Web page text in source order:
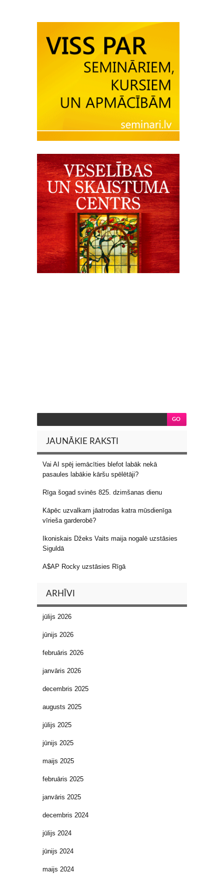
JAUNĀKIE RAKSTI
Vai AI spēj iemācīties blefot labāk nekā
pasaules labākie kāršu spēlētāji?
Rīga šogad svinēs 825. dzimšanas dienu
Kāpēc uzvalkam jāatrodas katra mūsdienīga
vīrieša garderobē?
Ikoniskais Džeks Vaits maija nogalē uzstāsies
Siguldā
A$AP Rocky uzstāsies Rīgā
ARHĪVI
jūlijs 2026
jūnijs 2026
februāris 2026
janvāris 2026
decembris 2025
augusts 2025
jūlijs 2025
jūnijs 2025
maijs 2025
februāris 2025
janvāris 2025
decembris 2024
jūlijs 2024
jūnijs 2024
maijs 2024